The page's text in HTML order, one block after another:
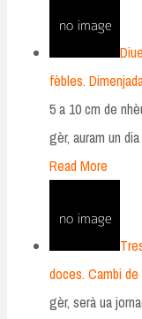
fèbles.
5 a 10 cm de
gèr, auram un
Read More
doces. Cambi
gèr, serà ua